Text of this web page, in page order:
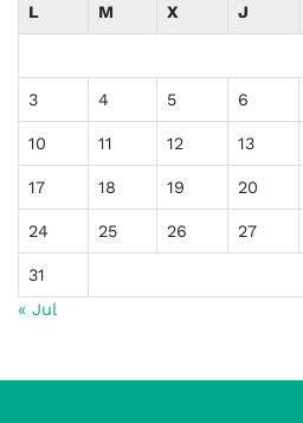
L M X J
3 4 5 6
10 11 12 13
17 18 19 20
24 25 26 27
31
« Jul